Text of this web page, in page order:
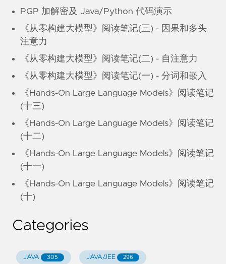
PGP 加解密及 Java/Python 代码演示
《从零构建大模型》阅读笔记(三) - 因果和多头
注意力
《从零构建大模型》阅读笔记(二) - 自注意力
《从零构建大模型》阅读笔记(一) - 分词和嵌入
《Hands-On Large Language Models》阅读笔记
(十三)
《Hands-On Large Language Models》阅读笔记
(十二)
《Hands-On Large Language Models》阅读笔记
(十一)
《Hands-On Large Language Models》阅读笔记
(十)
Categories
JAVA 305 JAVA/JEE 296